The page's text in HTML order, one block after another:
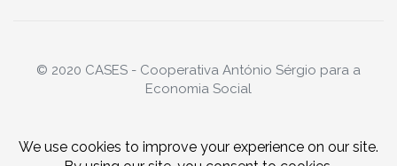
© 2020 CASES - Cooperativa António Sérgio para a
Economia Social